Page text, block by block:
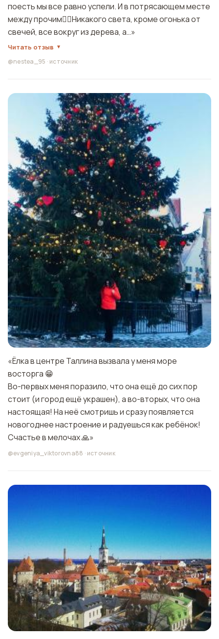
поесть мы все равно успели. И в потрясающем месте
между прочим☝🏼Никакого света, кроме огонька от
свечей, все вокруг из дерева, а…»
Читать отзыв
@nestea_95 · источник
«Ёлка в центре Таллина вызвала у меня море
восторга 😁
Во-первых меня поразило, что она ещё до сих пор
стоит (и город ещё украшен), а во-вторых, что она
настоящая! На неё смотришь и сразу появляется
новогоднее настроение и радуешься как ребёнок!
Счастье в мелочах 🙏»
@evgeniya_viktorovna88 · источник